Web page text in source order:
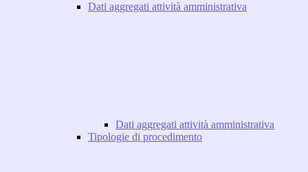
Dati aggregati attività amministrativa
Dati aggregati attività amministrativa
Tipologie di procedimento